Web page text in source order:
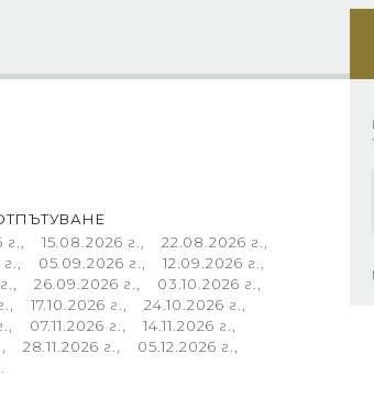
г., 15.08.2026 г., 22.08.2026 г.,
г., 05.09.2026 г., 12.09.2026 г.,
г., 26.09.2026 г., 03.10.2026 г.,
17.10.2026 г., 24.10.2026 г.,
07.11.2026 г., 14.11.2026 г.,
28.11.2026 г., 05.12.2026 г.,